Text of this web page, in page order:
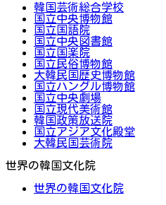
韓国芸術総合学校
国立中央博物館
国立国語院
国立中央図書館
国立国楽院
国立民俗博物館
大韓民国歴史博物館
国立ハングル博物館
国立中央劇場
国立現代美術館
韓国政策放送院
国立アジア文化殿堂
大韓民国芸術院
世界の韓国文化院
世界の韓国文化院